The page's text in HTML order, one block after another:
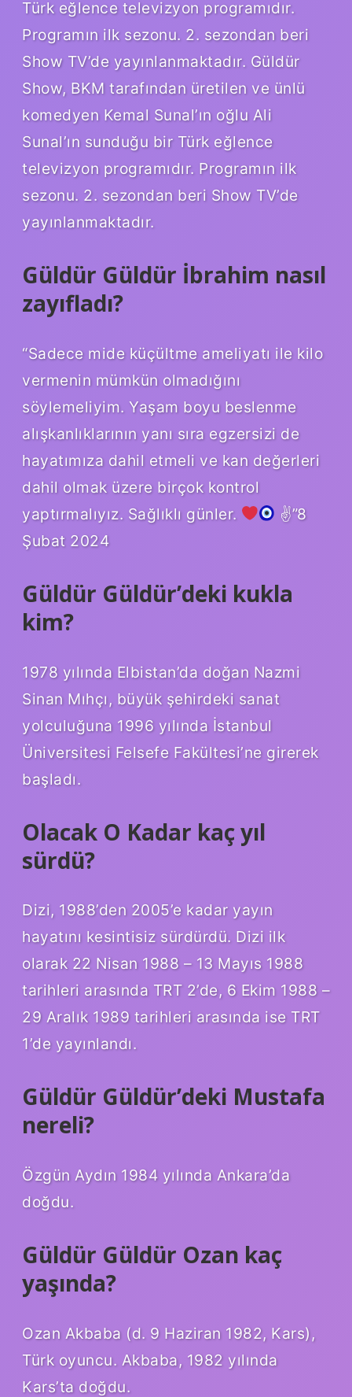
Türk eğlence televizyon programıdır.
Programın ilk sezonu. 2. sezondan beri
Show TV’de yayınlanmaktadır. Güldür
Show, BKM tarafından üretilen ve ünlü
komedyen Kemal Sunal’ın oğlu Ali
Sunal’ın sunduğu bir Türk eğlence
televizyon programıdır. Programın ilk
sezonu. 2. sezondan beri Show TV’de
yayınlanmaktadır.
Güldür Güldür İbrahim nasıl
zayıfladı?
“Sadece mide küçültme ameliyatı ile kilo
vermenin mümkün olmadığını
söylemeliyim. Yaşam boyu beslenme
alışkanlıklarının yanı sıra egzersizi de
hayatımıza dahil etmeli ve kan değerleri
dahil olmak üzere birçok kontrol
yaptırmalıyız. Sağlıklı günler.
✌”8
Şubat 2024
Güldür Güldür’deki kukla
kim?
1978 yılında Elbistan’da doğan Nazmi
Sinan Mıhçı, büyük şehirdeki sanat
yolculuğuna 1996 yılında İstanbul
Üniversitesi Felsefe Fakültesi’ne girerek
başladı.
Olacak O Kadar kaç yıl
sürdü?
Dizi, 1988’den 2005’e kadar yayın
hayatını kesintisiz sürdürdü. Dizi ilk
olarak 22 Nisan 1988 – 13 Mayıs 1988
tarihleri ​​arasında TRT 2’de, 6 Ekim 1988 –
29 Aralık 1989 tarihleri ​​arasında ise TRT
1’de yayınlandı.
Güldür Güldür’deki Mustafa
nereli?
Özgün Aydın 1984 yılında Ankara’da
doğdu.
Güldür Güldür Ozan kaç
yaşında?
Ozan Akbaba (d. 9 Haziran 1982, Kars),
Türk oyuncu. Akbaba, 1982 yılında
Kars’ta doğdu.